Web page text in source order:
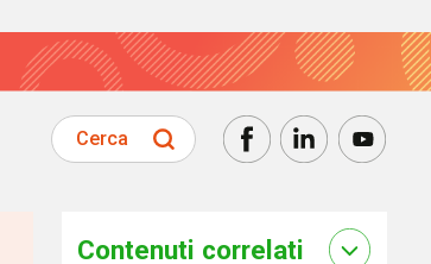
Cerca
Contenuti correlati